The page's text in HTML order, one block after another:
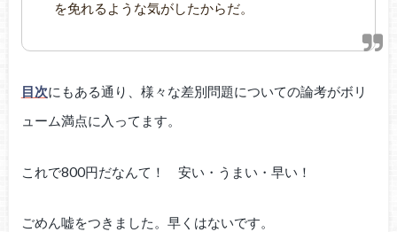
を免れるような気がしたからだ。
目次にもある通り、様々な差別問題についての論考がボリ
ューム満点に入ってます。
これで800円だなんて！ 安い・うまい・早い！
ごめん嘘をつきました。早くはないです。